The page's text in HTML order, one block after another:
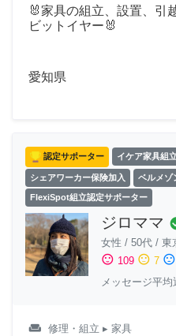
🐰家具の組立、設置、引
ビットイヤー🐰
愛知県
認定サポーター イケア家具組
シェアワーカー保険加入 ベルメゾ
FlexiSpot組立認定サポーター
ジロママ
女性 / 50代 / 東
sentiment_satisfied 109 sentiment_neutral 7 sentiment_dissatisfied
メッセージ平
weekend 修理・組立 ▸ 家具